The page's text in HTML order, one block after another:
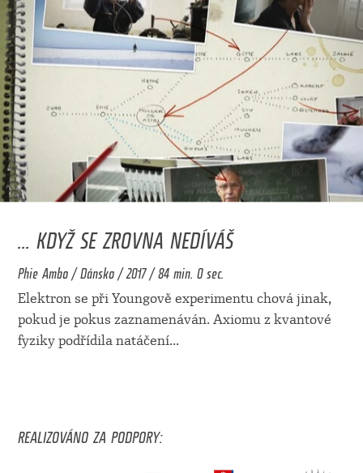
... KDYŽ SE ZROVNA NEDÍVÁŠ
Phie Ambo / Dánsko / 2017 / 84 min. 0 sec.
Elektron se při Youngově experimentu chová jinak,
pokud je pokus zaznamenáván. Axiomu z kvantové
fyziky podřídila natáčení...
REALIZOVÁNO ZA PODPORY: